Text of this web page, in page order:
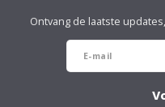
Ontvang de laatste